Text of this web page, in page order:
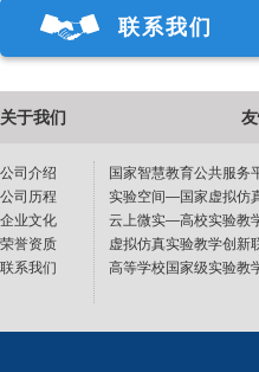
联系我们
关于我们
公司介绍
公司历程
企业文化
荣誉资质
联系我们
国家智慧教育公共服务
实验空间—国家虚拟仿
云上微实—高校实验教
虚拟仿真实验教学创新
高等学校国家级实验教